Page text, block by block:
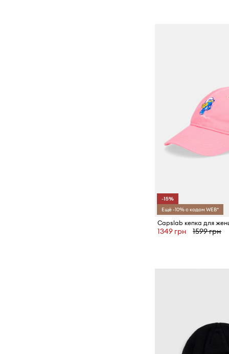
-15%
Ещё -10% с кодом WEB*
Capslab кепка для
1349 грн 1599 грн